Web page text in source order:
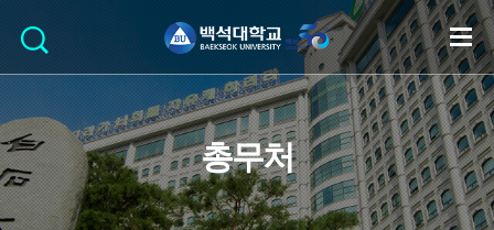
총무처